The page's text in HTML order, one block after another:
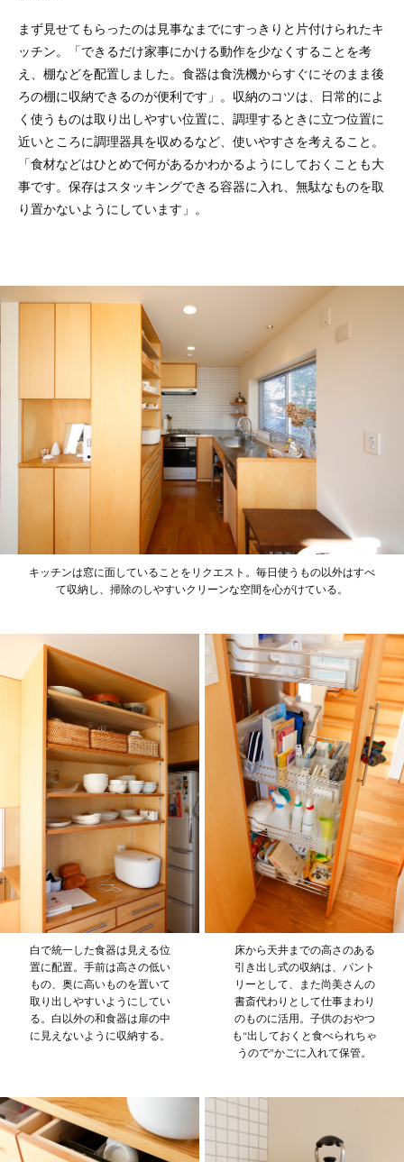
まず見せてもらったのは見事なまでにすっきりと片付けられたキ
ッチン。「できるだけ家事にかける動作を少なくすることを考
え、棚などを配置しました。食器は食洗機からすぐにそのまま後
ろの棚に収納できるのが便利です」。収納のコツは、日常的によ
く使うものは取り出しやすい位置に、調理するときに立つ位置に
近いところに調理器具を収めるなど、使いやすさを考えること。
「食材などはひとめで何があるかわかるようにしておくことも大
事です。保存はスタッキングできる容器に入れ、無駄なものを取
り置かないようにしています」。
キッチンは窓に面していることをリクエスト。毎日使うもの以外はすべ
て収納し、掃除のしやすいクリーンな空間を心がけている。
白で統一した食器は見える位
置に配置。手前は高さの低い
もの、奥に高いものを置いて
取り出しやすいようにしてい
る。白以外の和食器は扉の中
に見えないように収納する。
床から天井までの高さのある
引き出し式の収納は、パント
リーとして、また尚美さんの
書斎代わりとして仕事まわり
のものに活用。子供のおやつ
も“出しておくと食べられちゃ
うので”かごに入れて保管。